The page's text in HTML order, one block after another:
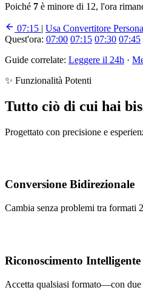
Poiché 7 è minore di 12, l'ora
07:15 | Usa Convertitore
Quest'ora: 07:00 07:15 07:30 07:45
Guide correlate: Leggere il 24h ·
✨ Funzionalità Potenti
Tutto ciò di cui hai
Progettato con precisione e
Conversione Bidirezionale
Cambia senza problemi tra formati
Riconoscimento
Accetta qualsiasi formato—con